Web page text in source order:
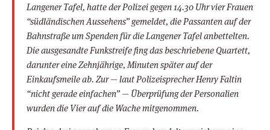
Langener Tafel, hatte der Polizei gegen 14.30 Uhr vier Frauen
“südländischen Aussehens” gemeldet, die Passanten auf der
Bahnstraße um Spenden für die Langener Tafel anbettelten.
Die ausgesandte Funkstreife fing das beschriebene Quartett,
darunter eine Zehnjährige, Minuten später auf der
Einkaufsmeile ab. Zur — laut Polizeisprecher Henry Faltin
“nicht gerade einfachen”— Überprüfung der Personalien
wurden die Vier auf die Wache mitgenommen.